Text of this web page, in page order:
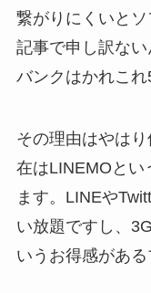
繋がりにくいと
記事で申し訳な
バンクはかれこれ
その理由はやは
在はLINEMOとい
ます。LINEや
い放題ですし、
いうお得感がある